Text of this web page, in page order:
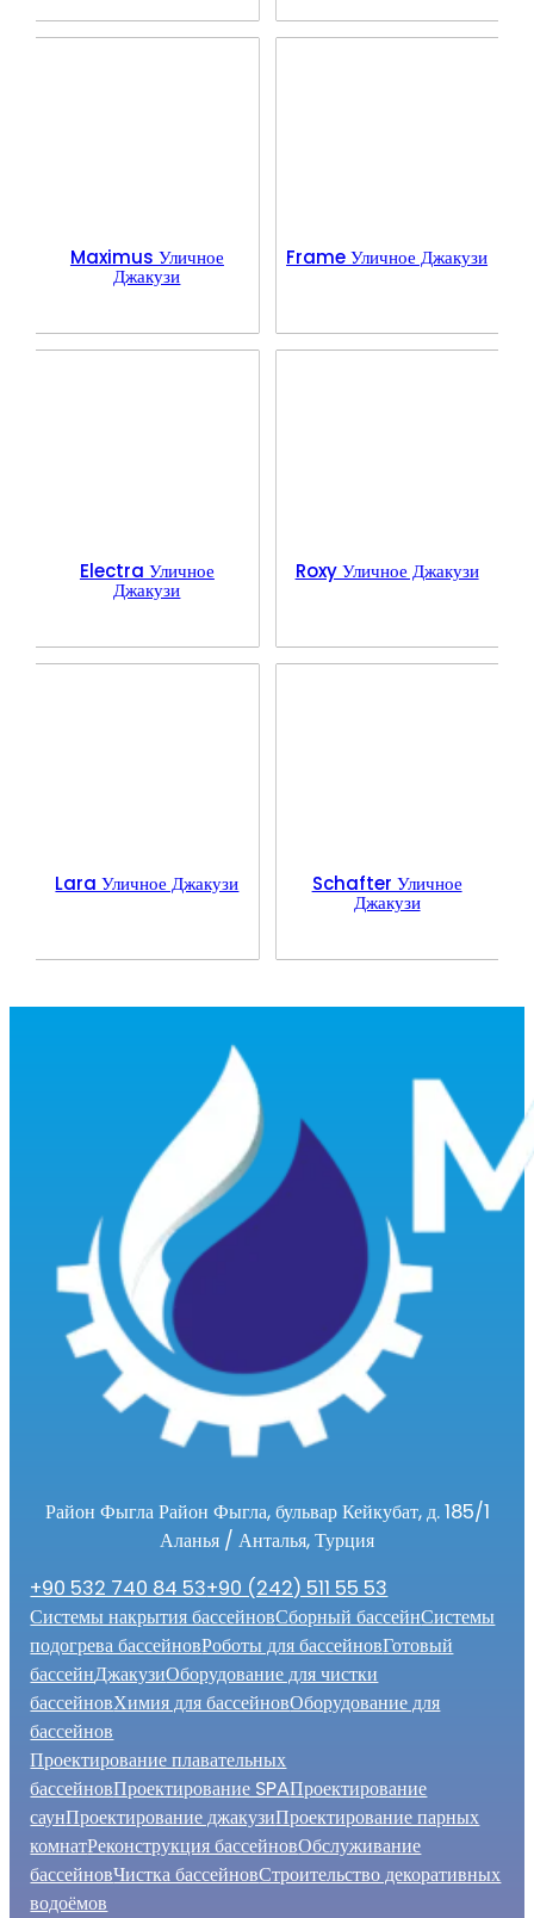
Maximus Уличное
Джакузи
Frame Уличное Джакузи
Electra Уличное
Джакузи
Roxy Уличное Джакузи
Lara Уличное Джакузи Schafter Уличное
Джакузи
Район Фыгла Район Фыгла, бульвар Кейкубат, д. 185/1
Аланья / Анталья, Турция
+90 532 740 84 53+90 (242) 511 55 53
Системы накрытия бассейновСборный бассейнСистемы
подогрева бассейновРоботы для бассейновГотовый
бассейнДжакузиОборудование для чистки
бассейновХимия для бассейновОборудование для
бассейнов
Проектирование плавательных
бассейновПроектирование SPAПроектирование
саунПроектирование джакузиПроектирование парных
комнатРеконструкция бассейновОбслуживание
бассейновЧистка бассейновСтроительство декоративных
водоёмов